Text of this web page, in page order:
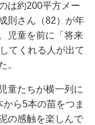
は約200平方メー
則さん（82）が年
児童を前に「将来
てくれる人が出て
。
童たちが横一列に
ら5本の苗をつま
の感触を楽しんで